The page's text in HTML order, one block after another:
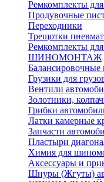
Ремкомплекты
Продувочные
Переходники
Трещотки
Ремкомплекты
ШИНОМОНТАЖ
Балансировочные
Грузики для
Вентили
Золотники,
Грибки
Латки камерные
Запчасти
Пластыри
Химия для
Аксессуары и
Шнуры (Жгуты)